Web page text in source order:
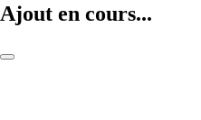
Ajout en cours...